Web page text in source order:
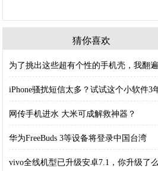
猜你喜欢
为了挑出这些超有个性的手机壳，我翻
iPhone骚扰短信太多？试试这个小软件3
网传手机进水 大米可成解救神器？
华为FreeBuds 3等设备将登录中国台湾
vivo全线机型已升级安卓7.1，你升级了么